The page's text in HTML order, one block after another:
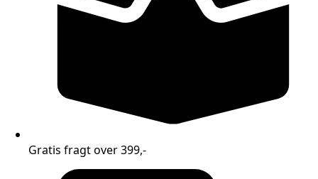
Gratis fragt over 399,-